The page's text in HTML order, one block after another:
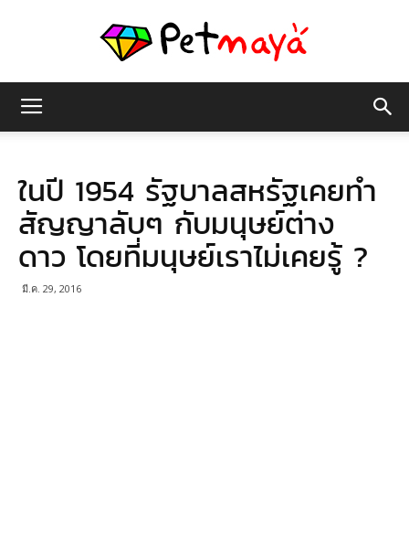
มายา
ในปี 1954 รัฐบาลสหรัฐเคยทำ
สัญญาลับๆ กับมนุษย์ต่าง
ดาว โดยที่มนุษย์เราไม่เคยรู้ ?
มี.ค. 29, 2016